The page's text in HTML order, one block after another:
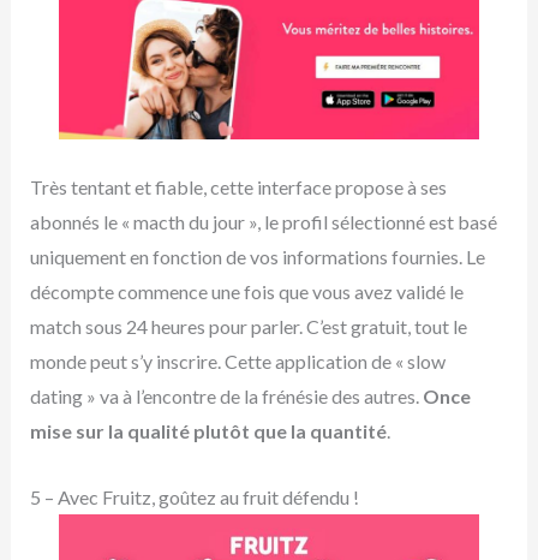
Très tentant et fiable, cette interface propose à ses
abonnés le « macth du jour », le profil sélectionné est basé
uniquement en fonction de vos informations fournies. Le
décompte commence une fois que vous avez validé le
match sous 24 heures pour parler. C’est gratuit, tout le
monde peut s’y inscrire. Cette application de « slow
dating » va à l’encontre de la frénésie des autres. Once
mise sur la qualité plutôt que la quantité.
5 – Avec Fruitz, goûtez au fruit défendu !